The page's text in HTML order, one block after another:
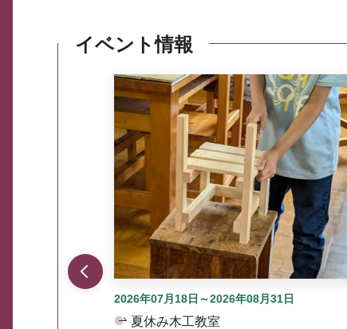
イベント情報
2026年07月18日～2026年08月31日
夏休み木工教室